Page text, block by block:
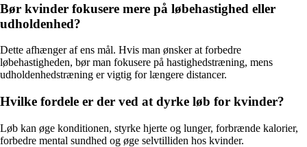
Bør kvinder fokusere mere på løbehastighed eller
udholdenhed?
Dette afhænger af ens mål. Hvis man ønsker at forbedre
løbehastigheden, bør man fokusere på hastighedstræning, mens
udholdenhedstræning er vigtig for længere distancer.
Hvilke fordele er der ved at dyrke løb for kvinder?
Løb kan øge konditionen, styrke hjerte og lunger, forbrænde kalorier,
forbedre mental sundhed og øge selvtilliden hos kvinder.